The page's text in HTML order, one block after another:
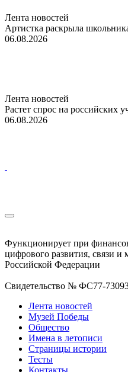
Лента новостей
Артистка раскрыла
06.08.2026
Лента новостей
Растет спрос на российских
06.08.2026
Функционирует при
цифрового развития, связи
Российской Федерации
Свидетельство № ФС77-
Лента новостей
Музей Победы
Общество
Имена в летописи
Страницы истории
Тесты
Контакты